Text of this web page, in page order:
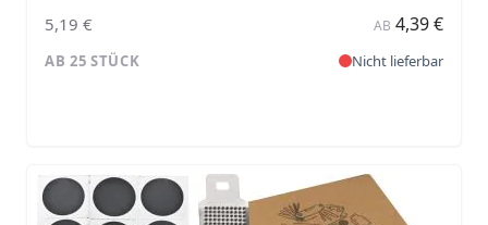
5,19 € AB 4,39 €
AB 25 STÜCK Nicht lieferbar